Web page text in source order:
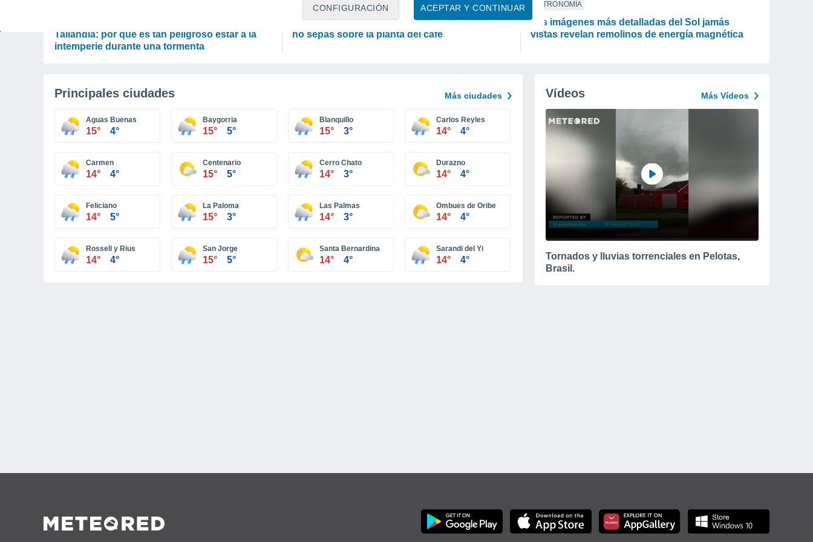
ACEPTAR Y CONTINUAR
CONFIGURACIÓN
Tailandia: por qué es tan peligroso estar a la
intemperie durante una tormenta
PLANTAS
Conoce estos 5 datos interesantes que quizás
no sepas sobre la planta del café
ASTRONOMÍA
Las imágenes más detalladas del Sol jamás
vistas revelan remolinos de energía magnética
Principales ciudades Más ciudades
Aguas Buenas
15° 4°
Baygorria
15° 5°
Blanquillo
15° 3°
Carlos Reyles
14° 4°
Carmen
14° 4°
Centenario
15° 5°
Cerro Chato
14° 3°
Durazno
14° 4°
Feliciano
14° 5°
La Paloma
15° 3°
Las Palmas
14° 3°
Ombues de Oribe
14° 4°
Rossell y Rius
14° 4°
San Jorge
15° 5°
Santa Bernardina
14° 4°
Sarandi del Yi
14° 4°
Vídeos Más Vídeos
Tornados y lluvias torrenciales en Pelotas,
Brasil.